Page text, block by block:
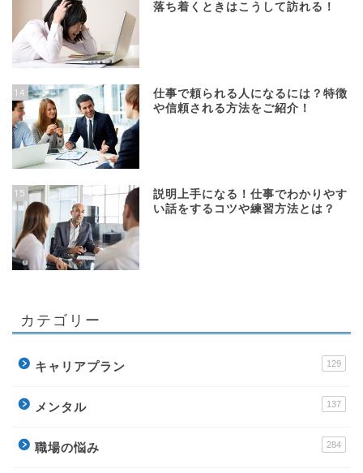
落ち着くときはこうして訪れる！
14
仕事で頼られる人になるには？特徴
や信頼される方法をご紹介！
15
説明上手になる！仕事でわかりやす
い話をするコツや練習方法とは？
カテゴリー
キャリアプラン 129
メンタル 137
職場の悩み 284